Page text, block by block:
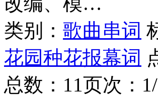
类别： 歌曲串词
花园种花报幕词
总数：11页次：